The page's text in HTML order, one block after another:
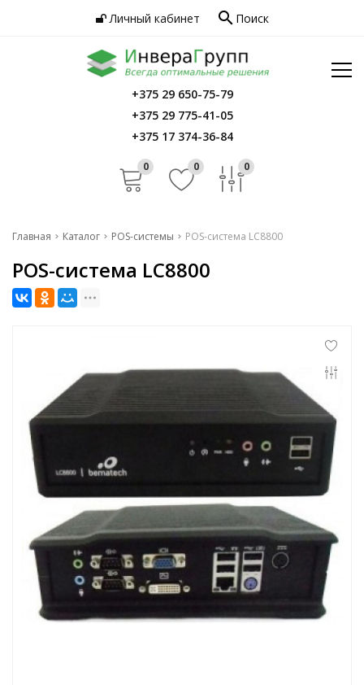
Личный кабинет search Поиск
Главная
Каталог
Услуги
Сервис
Инфо
+375 29 650-75-79
+375 29 775-41-05
+375 17 374-36-84
0 0 0
Главная Каталог POS-системы POS-система LC8800
POS-система LC8800
Услуги
Сервис
Инфо
Контакты